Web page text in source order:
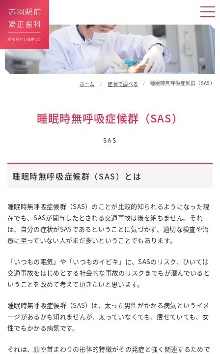
ホーム 症状で調べる 睡眠時無呼吸症候群（SAS）
睡眠時無呼吸症候群（SAS）
SAS
睡眠時無呼吸症候群（SAS）とは
睡眠時無呼吸症候群（SAS）のことが比較的知られるようになった現
在でも、SASが関与したとされる交通事故は後を絶ちません。それ
は、自分の症状がSASであるということに気づかず、適切な検査や治
療に至っていない人がまだ多いということでもあります。
「いつもの眠気」や「いつものイビキ」に、SASのリスク、ひいては
交通事故をはじめとする社会的な事故のリスクまでもが潜んでいると
いうことを改めて考えて頂きたいと思います。
睡眠時無呼吸症候群（SAS）は、太った男性がかかる病気というイメ
ージがあるかも知れませんが、太っていなくても、痩せていても、女
性でもかかる病気です。
それは、顔や首まわりの形体的特徴がその発症と強く関連するためで